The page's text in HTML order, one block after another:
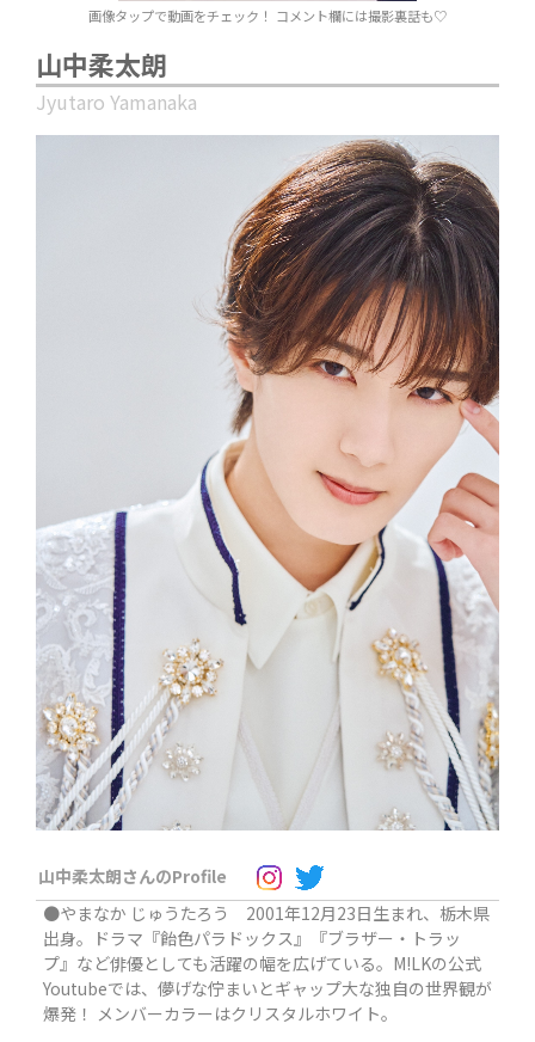
画像タップで動画をチェック！ コメント欄には撮影裏話も♡
山中柔太朗
Jyutaro Yamanaka
山中柔太朗さんのProfile
●やまなか じゅうたろう 2001年12月23日生まれ、栃木県
出身。ドラマ『飴色パラドックス』『ブラザー・トラッ
プ』など俳優としても活躍の幅を広げている。M!LKの公式
Youtubeでは、儚げな佇まいとギャップ大な独自の世界観が
爆発！ メンバーカラーはクリスタルホワイト。